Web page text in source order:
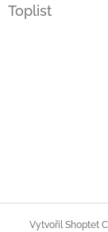
Toplist
Vytvořil Shoptet